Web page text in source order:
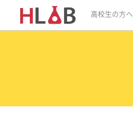
高校生の方へ